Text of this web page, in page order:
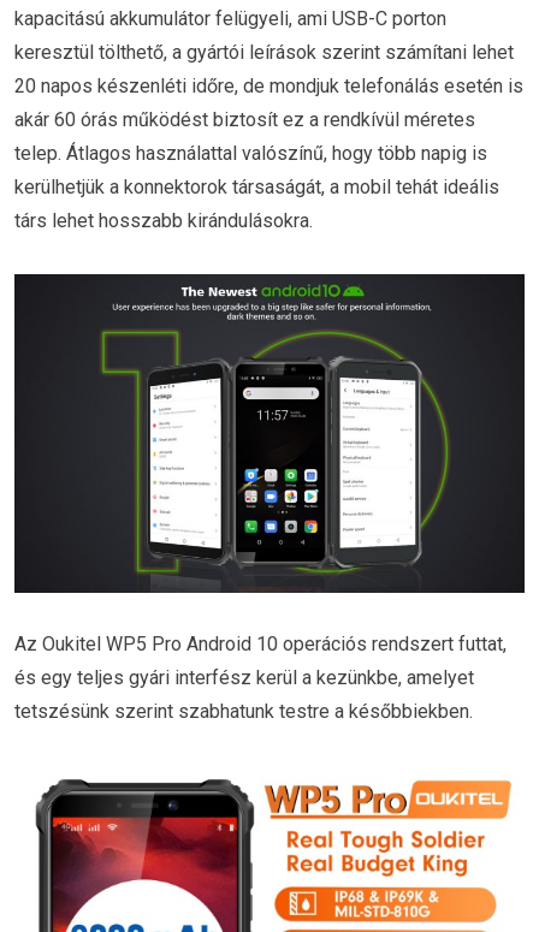
kapacitású akkumulátor felügyeli, ami USB-C porton
keresztül tölthető, a gyártói leírások szerint számítani lehet
20 napos készenléti időre, de mondjuk telefonálás esetén is
akár 60 órás működést biztosít ez a rendkívül méretes
telep. Átlagos használattal valószínű, hogy több napig is
kerülhetjük a konnektorok társaságát, a mobil tehát ideális
társ lehet hosszabb kirándulásokra.
Az Oukitel WP5 Pro Android 10 operációs rendszert futtat,
és egy teljes gyári interfész kerül a kezünkbe, amelyet
tetszésünk szerint szabhatunk testre a későbbiekben.